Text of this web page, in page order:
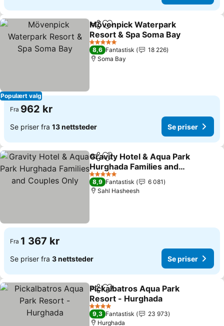
Populært valg
Del Legg til i favoritter
Mövenpick Waterpark
Resort & Spa Soma Bay
Se priser
5 Stjerner
8,6 Fantastisk
18 226
Soma Bay
Fra 962 kr
Se priser fra 13 nettsteder Se priser
Del Legg til i favoritter
Gravity Hotel & Aqua Park
Hurghada Families and
Couples Only
Se priser
5 Stjerner
8,9 Fantastisk
6 081
Sahl Hasheesh
Fra 1 367 kr
Se priser fra 3 nettsteder Se priser
Del Legg til i favoritter
Pickalbatros Aqua Park
Resort - Hurghada
Se priser
4 Stjerner
9,3 Fantastisk
23 973
Hurghada